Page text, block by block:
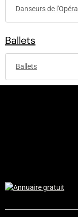
Danseurs de l'Opéra
Ballets
Ballets